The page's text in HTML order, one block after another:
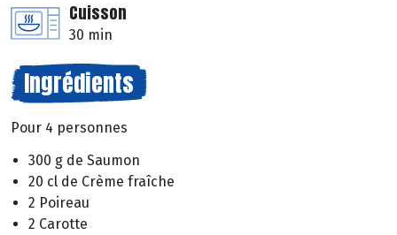
Cuisson
30 min
Ingrédients
Pour 4 personnes
300 g de Saumon
20 cl de Crème fraîche
2 Poireau
2 Carotte